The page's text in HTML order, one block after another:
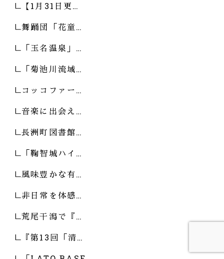
【1月31日更…
舞踊団「花童…
「玉名温泉」…
「菊池川流域…
コッコファー…
音楽に出会え…
長洲町図書館…
「鞠智城ハイ…
風味豊かな有…
非日常を体感…
荒尾干潟で『…
『第13回「清…